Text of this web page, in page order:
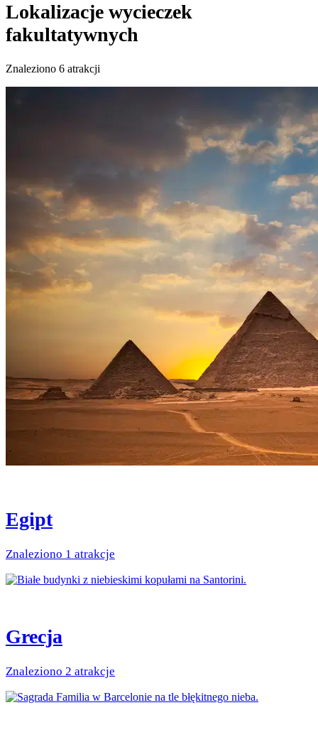
Lokalizacje wycieczek
fakultatywnych
Znaleziono 6 atrakcji
Egipt
Znaleziono 1 atrakcje
Grecja
Znaleziono 2 atrakcje